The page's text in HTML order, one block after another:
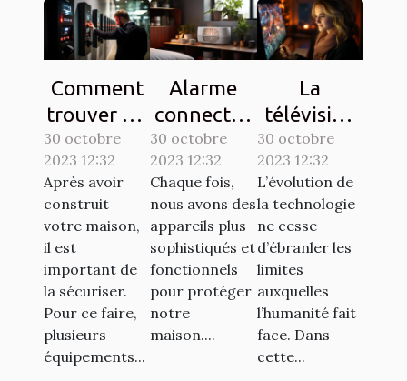
Comment
trouver un
interphone
d’une
bonne
qualité ?
30 octobre
2023 12:32
Après avoir
construit
votre maison,
il est
important de
la sécuriser.
Pour ce faire,
plusieurs
équipements...
Alarme
connectée
: comment
ça
marche ?
30 octobre
2023 12:32
Chaque fois,
nous avons des
appareils plus
sophistiqués et
fonctionnels
pour protéger
notre
maison....
La
télévision
sur une
tablette,
est-elle
possible ?
30 octobre
2023 12:32
L’évolution de
la technologie
ne cesse
d’ébranler les
limites
auxquelles
l’humanité fait
face. Dans
cette...